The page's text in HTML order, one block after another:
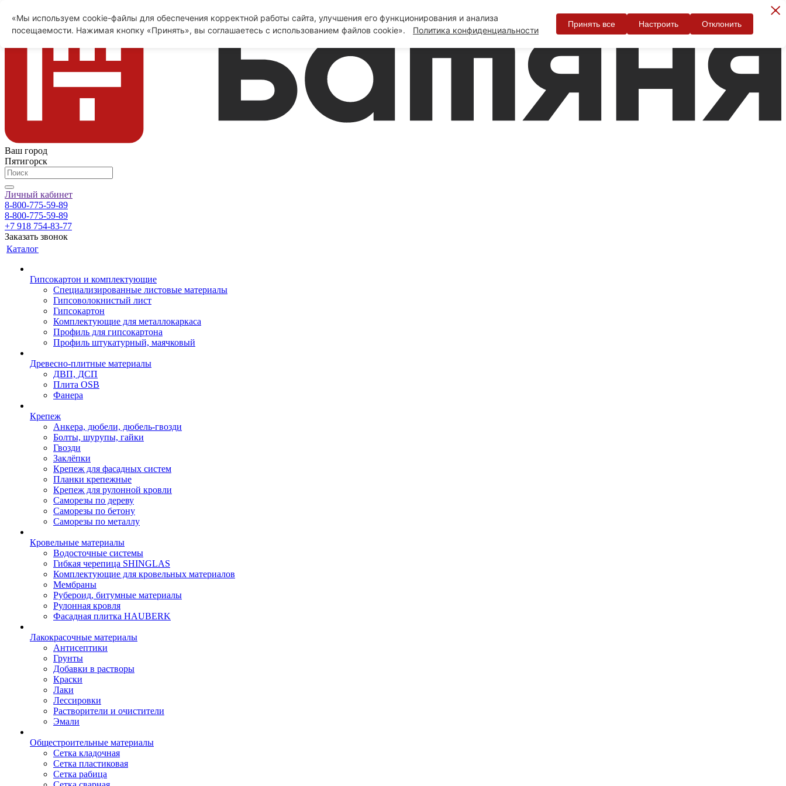
Ваш город
Пятигорск
Личный кабинет
8-800-775-59-89
8-800-775-59-89
+7 918 754-83-77
Заказать звонок
Каталог
Гипсокартон и комплектующие
Специализированные листовые материалы
Гипсоволокнистый лист
Гипсокартон
Комплектующие для металлокаркаса
Профиль для гипсокартона
Профиль штукатурный, маячковый
Древесно-плитные материалы
ДВП, ДСП
Плита OSB
Фанера
Крепеж
Анкера, дюбели, дюбель-гвозди
Болты, шурупы, гайки
Гвозди
Заклёпки
Крепеж для фасадных систем
Планки крепежные
Крепеж для рулонной кровли
Саморезы по дереву
Саморезы по бетону
Саморезы по металлу
Кровельные материалы
Водосточные системы
Гибкая черепица SHINGLAS
Комплектующие для кровельных материалов
Мембраны
Рубероид, битумные материалы
Рулонная кровля
Фасадная плитка HAUBERK
Лакокрасочные материалы
Антисептики
Грунты
Добавки в растворы
Краски
Лаки
Лессировки
Растворители и очистители
Эмали
Общестроительные материалы
Сетка кладочная
Сетка пластиковая
Сетка рабица
«Мы используем cookie-файлы для обеспечения корректной работы сайта, улучшения его функционирования и анализа
посещаемости. Нажимая кнопку «Принять», вы соглашаетесь с использованием файлов cookie».
Политика конфиденциальности
Принять все Настроить Отклонить